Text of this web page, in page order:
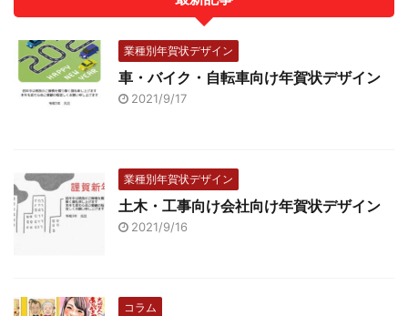
業種別年賀状デザイン
車・バイク・自転車向け年賀状デザイン
2021/9/17
業種別年賀状デザイン
土木・工事向け会社向け年賀状デザイン
2021/9/16
コラム